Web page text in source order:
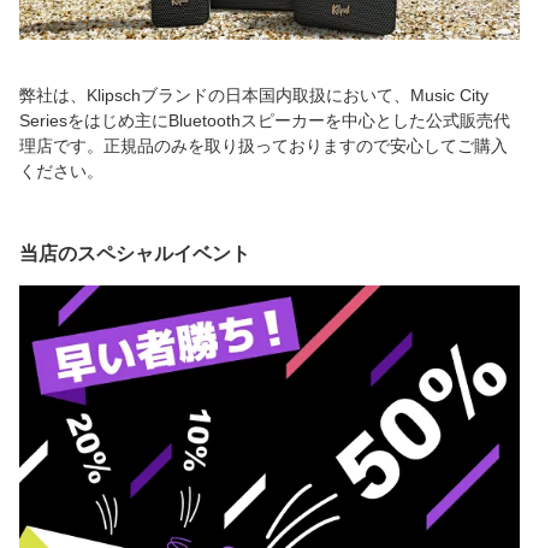
弊社は、Klipschブランドの日本国内取扱において、Music City
Seriesをはじめ主にBluetoothスピーカーを中心とした公式販売代
理店です。正規品のみを取り扱っておりますので安心してご購入
ください。
当店のスペシャルイベント